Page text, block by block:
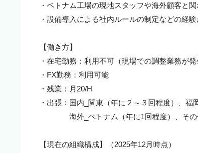
・ベトナム工場の現地スタッフや海外顧客と
・設備導入による社内ルールの制定などの経験
【働き方】
・在宅勤務：利用不可（現場での調整業務が発
・FX勤務：利用可能
・残業：月20/H
・出張：国内_関東（年に２～３回程度）、福
海外_ベトナム（年に1回程度）、その
【現在の組織構成】（2025年12月時点）